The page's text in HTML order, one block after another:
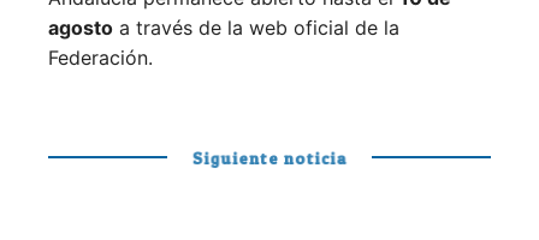
agosto a través de la web oficial de la
Federación.
Siguiente noticia